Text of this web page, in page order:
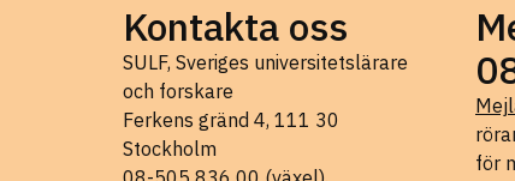
Kontakta oss
SULF, Sveriges universitetslärare
och forskare
Ferkens gränd 4, 111 30
Stockholm
för